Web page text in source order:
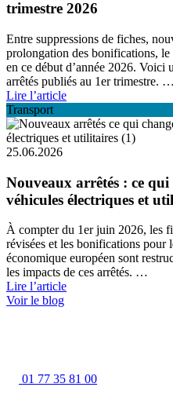
trimestre 2026
Entre suppressions de fiches,
prolongation des bonifications,
en ce début d’année 2026. Voici
arrêtés publiés au 1er trimestre. …
Lire l’article
Transport
25.06.2026
Nouveaux arrêtés : ce
véhicules électriques et
À compter du 1er juin 2026, les
révisées et les bonifications pour
économique européen sont
les impacts de ces arrêtés. …
Lire l’article
Voir le blog
01 77 35 81 00